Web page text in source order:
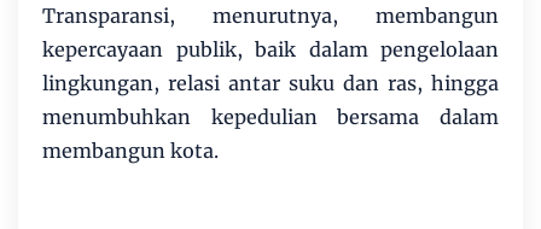
Transparansi, menurutnya, membangun
kepercayaan publik, baik dalam pengelolaan
lingkungan, relasi antar suku dan ras, hingga
menumbuhkan kepedulian bersama dalam
membangun kota.